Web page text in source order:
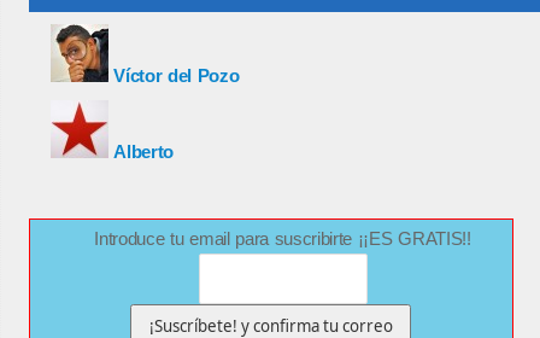
Víctor del Pozo
Alberto
Introduce tu email para suscribirte ¡¡ES GRATIS!!